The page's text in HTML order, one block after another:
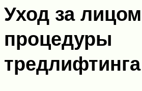
Уход за
процедуры
тредлифтинга